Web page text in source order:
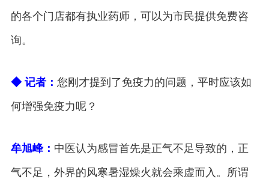
的各个门店都有执业药师，可以为市民提供免费咨
询。
◆ 记者： 您刚才提到了免疫力的问题，平时应该如
何增强免疫力呢？
牟旭峰： 中医认为感冒首先是正气不足导致的，正
气不足，外界的风寒暑湿燥火就会乘虚而入。所谓